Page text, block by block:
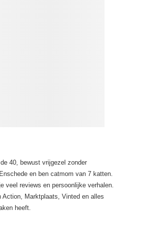
40, bewust vrijgezel zonder
en ben catmom van 7 katten.
veel reviews en persoonlijke verhalen.
Action, Marktplaats, Vinted en alles
heeft.